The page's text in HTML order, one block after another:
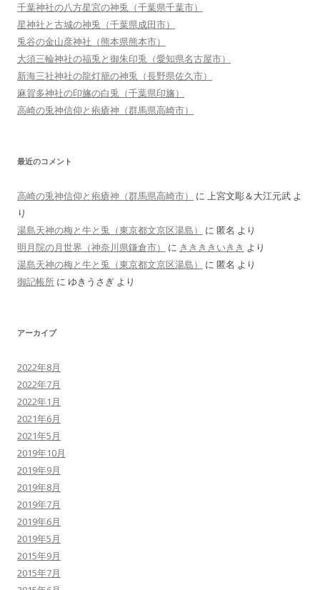
千葉神社の八方星宮の神兎（千葉県千葉市）
星神社と古城の神兎（千葉県成田市）
兎谷の金山彦神社（熊本県熊本市）
大須三輪神社の福兎と御朱印兎（愛知県名古屋市）
新海三社神社の龍灯籠の神兎（長野県佐久市）
麻賀多神社の印旛の白兎（千葉県印旛）
高崎の兎神信仰と疱瘡神（群馬県高崎市）
最近のコメント
高崎の兎神信仰と疱瘡神（群馬県高崎市） に 上宮文彫＆大江元武 よ
り
湯島天神の梅と牛と兎（東京都文京区湯島）
に 匿名 より
明月院の月世界（神奈川県鎌倉市）
に ききききいきき より
湯島天神の梅と牛と兎（東京都文京区湯島）
に 匿名 より
御記帳所 に ゆきうさぎ より
アーカイブ
2022年8月
2022年7月
2022年1月
2021年6月
2021年5月
2019年10月
2019年9月
2019年8月
2019年7月
2019年6月
2019年5月
2015年9月
2015年7月